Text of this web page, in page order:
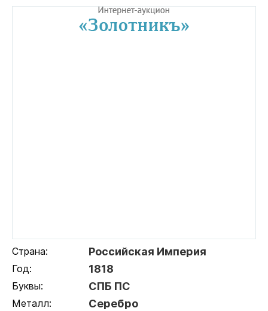
Страна: Российская Империя
Год: 1818
Буквы: СПБ ПС
Металл: Серебро